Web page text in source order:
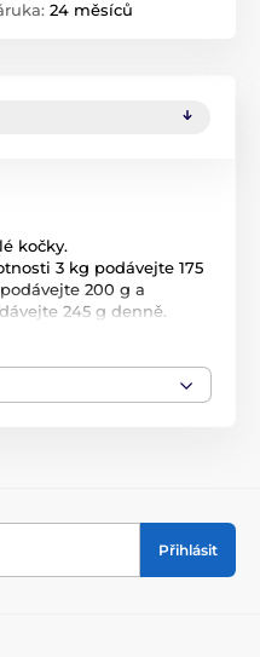
24 měsíců
kočky.
3 kg podávejte 175
200 g a
245 g denně.
popeloviny 1,8%, hrubá
m.j./ kg, taurin 0,8 g /
Přihlásit